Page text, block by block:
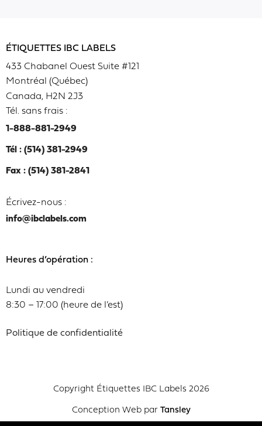
ÉTIQUETTES IBC LABELS
433 Chabanel Ouest Suite #121
Montréal (Québec)
Canada, H2N 2J3
Tél. sans frais :
1-888-881-2949
Tél : (514) 381-2949
Fax : (514) 381-2841
Écrivez-nous :
info@ibclabels.com
Heures d’opération :
Lundi au vendredi
8:30 – 17:00 (heure de l’est)
Politique de confidentialité
Copyright Étiquettes IBC Labels 2026
Conception Web par Tansley